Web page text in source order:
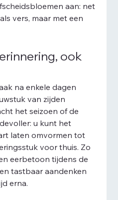
aan: net
vers, maar met een
ook
na enkele dagen
van zijden
het seizoen of de
u kunt het
laten omvormen tot
voor thuis. Zo
eerbetoon tijdens de
tastbaar aandenken
erna.